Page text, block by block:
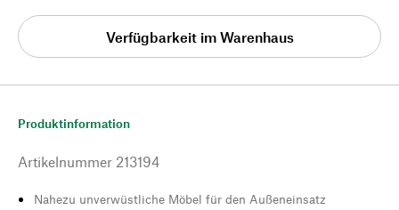
Verfügbarkeit im Warenhaus
Produktinformation
Artikelnummer 213194
Nahezu unverwüstliche Möbel für den Außeneinsatz